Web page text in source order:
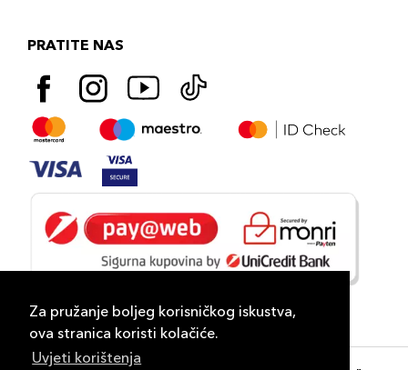
Za pružanje boljeg korisničkog iskustva,
ova stranica koristi kolačiće.
Uvjeti korištenja
PRATITE NAS